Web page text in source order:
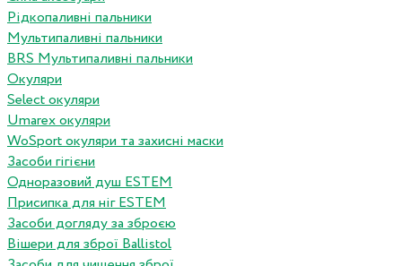
Рідкопаливні пальники
Мультипаливні пальники
BRS Мультипаливні пальники
Окуляри
Select окуляри
Umarex окуляри
WoSport окуляри та захисні маски
Засоби гігієни
Одноразовий душ ESTEM
Присипка для ніг ESTEM
Засоби догляду за зброєю
Вішери для зброї Ballistol